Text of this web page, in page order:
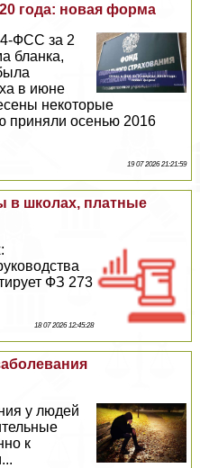
года: новая форма
4-ФСС за 2
бланка,
в июне
некоторые
приняли осенью 2016
19 07 2026 21:21:59
в школах, платные
ФЗ 273
18 07 2026 12:45:28
у людей
к